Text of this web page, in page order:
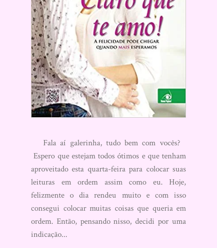
Fala aí galerinha, tudo bem com vocês?
Espero que estejam todos ótimos e que tenham
aproveitado esta quarta-feira para colocar suas
leituras em ordem assim como eu. Hoje,
felizmente o dia rendeu muito e com isso
consegui colocar muitas coisas que queria em
ordem. Então, pensando nisso, decidi por uma
indicação...